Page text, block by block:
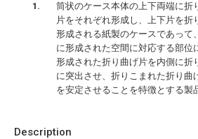
Description
筒状のケース本体の上下両端に折
片をそれぞれ形成し、上下片を折
形成される紙製のケースであって
に形成された空間に対応する部位
形成された折り曲げ片を内側に折
に突出させ、折りこまれた折り曲
を安定させることを特徴とする製